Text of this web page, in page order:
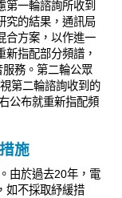
第一輪諮詢所收到
究的結果，通訊局
合方案，以作進一
指配部分頻譜，
務。第二輪公眾
第二輪諮詢收到的
公布就重新指配頻
施
由於過去20年，電
如不採取紓緩措